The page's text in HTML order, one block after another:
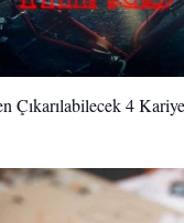
Çıkarılabilecek 4